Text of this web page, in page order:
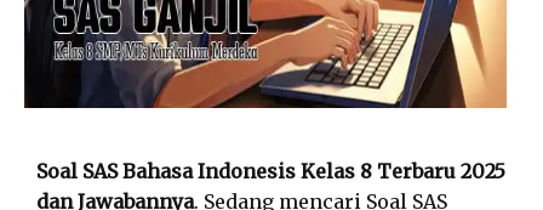
Soal SAS Bahasa Indonesis Kelas 8 Terbaru 2025
dan Jawabannya. Sedang mencari Soal SAS